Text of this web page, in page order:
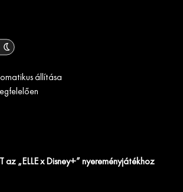
állítása
az „ELLE x Disney+” nyereményjátékhoz